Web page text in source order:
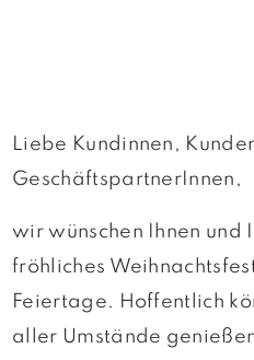
Liebe Kundinnen,
GeschäftspartnerInnen,
wir wünschen Ihnen und
fröhliches
Feiertage. Hoffentlich
aller Umstände